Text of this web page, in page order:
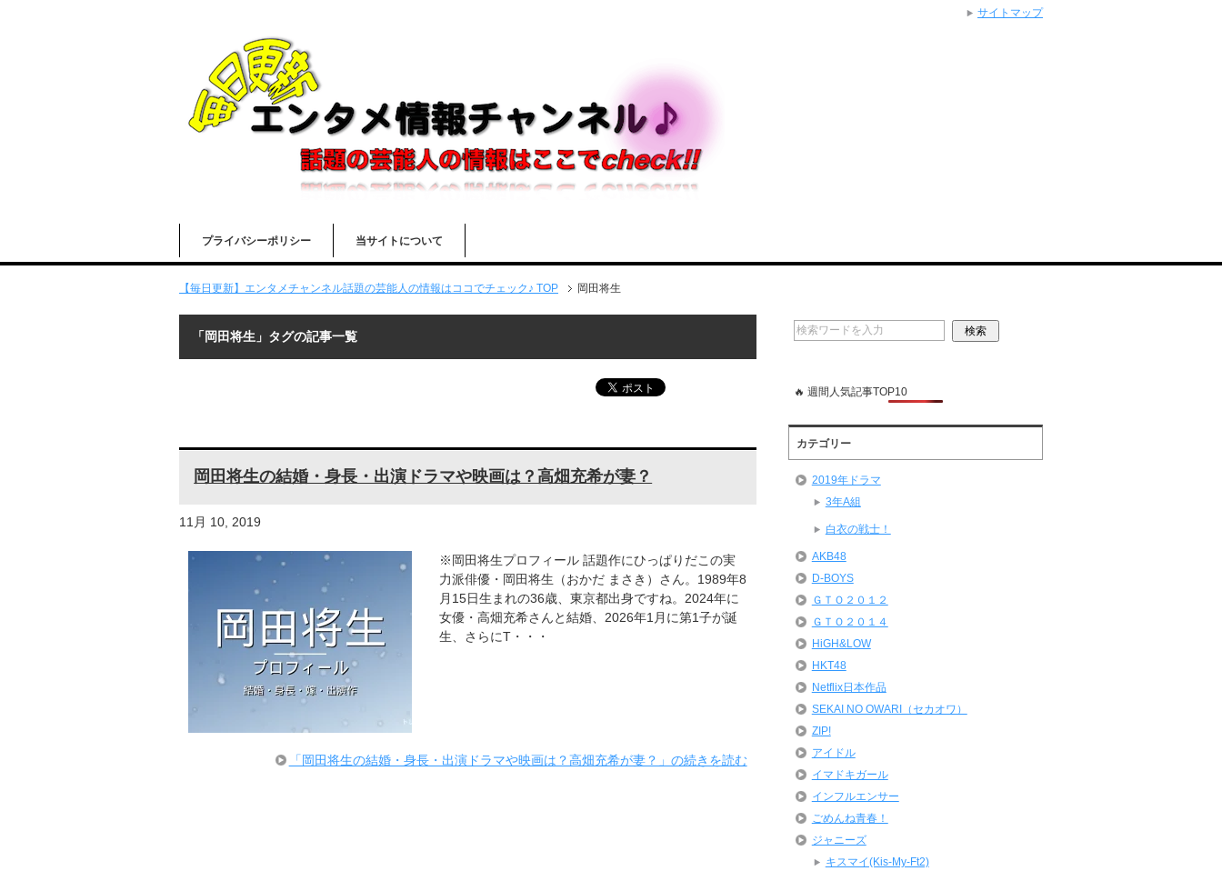
プライバシーポリシー 当サイトについて
【毎日更新】エンタメチャンネル話題の芸能人の情報はココでチェック♪ TOP 岡田将生
「岡田将生」タグの記事一覧
岡田将生の結婚・身長・出演ドラマや映画は？高畑充希が妻？
11月 10, 2019
※岡田将生プロフィール 話題作にひっぱりだこの実
力派俳優・岡田将生（おかだ まさき）さん。1989年8
月15日生まれの36歳、東京都出身ですね。2024年に
女優・高畑充希さんと結婚、2026年1月に第1子が誕
生、さらにT・・・
「岡田将生の結婚・身長・出演ドラマや映画は？高畑充希が妻？」の続きを読む
🔥 週間人気記事TOP10
カテゴリー
2019年ドラマ
3年A組
白衣の戦士！
AKB48
D-BOYS
ＧＴＯ２０１２
ＧＴＯ２０１４
HiGH&LOW
HKT48
Netflix日本作品
SEKAI NO OWARI（セカオワ）
ZIP!
アイドル
イマドキガール
インフルエンサー
ごめんね青春！
ジャニーズ
キスマイ(Kis-My-Ft2)
サイトマップ